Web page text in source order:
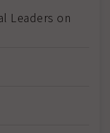
Leaders on